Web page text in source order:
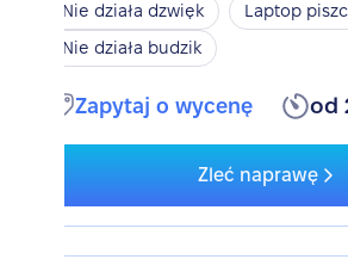
Nie działa dzwięk
Laptop
Nie działa budzik
Zapytaj o wycenę od
Zleć naprawę